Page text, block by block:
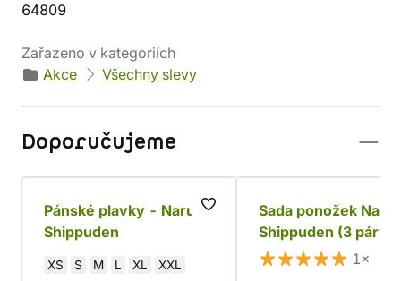
64809
Zařazeno v kategoriích
Akce
Všechny slevy
Doporučujeme
Pánské plavky - Naruto
Shippuden
XS S M L XL XXL
Sada ponožek
Shippuden (3 páry)
1×